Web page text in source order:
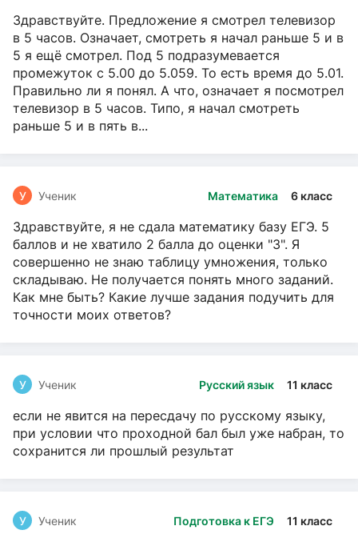
Здравствуйте. Предложение я смотрел телевизор
в 5 часов. Означает, смотреть я начал раньше 5 и в
5 я ещё смотрел. Под 5 подразумевается
промежуток с 5.00 до 5.059. То есть время до 5.01.
Правильно ли я понял. А что, означает я посмотрел
телевизор в 5 часов. Типо, я начал смотреть
раньше 5 и в пять в...
Математика 6 класс
У Ученик
Здравствуйте, я не сдала математику базу ЕГЭ. 5
баллов и не хватило 2 балла до оценки "3". Я
совершенно не знаю таблицу умножения, только
складываю. Не получается понять много заданий.
Как мне быть? Какие лучше задания подучить для
точности моих ответов?
Русский язык 11 класс
У Ученик
если не явится на пересдачу по русскому языку,
при условии что проходной бал был уже набран, то
сохранится ли прошлый результат
Подготовка к ЕГЭ 11 класс
У Ученик